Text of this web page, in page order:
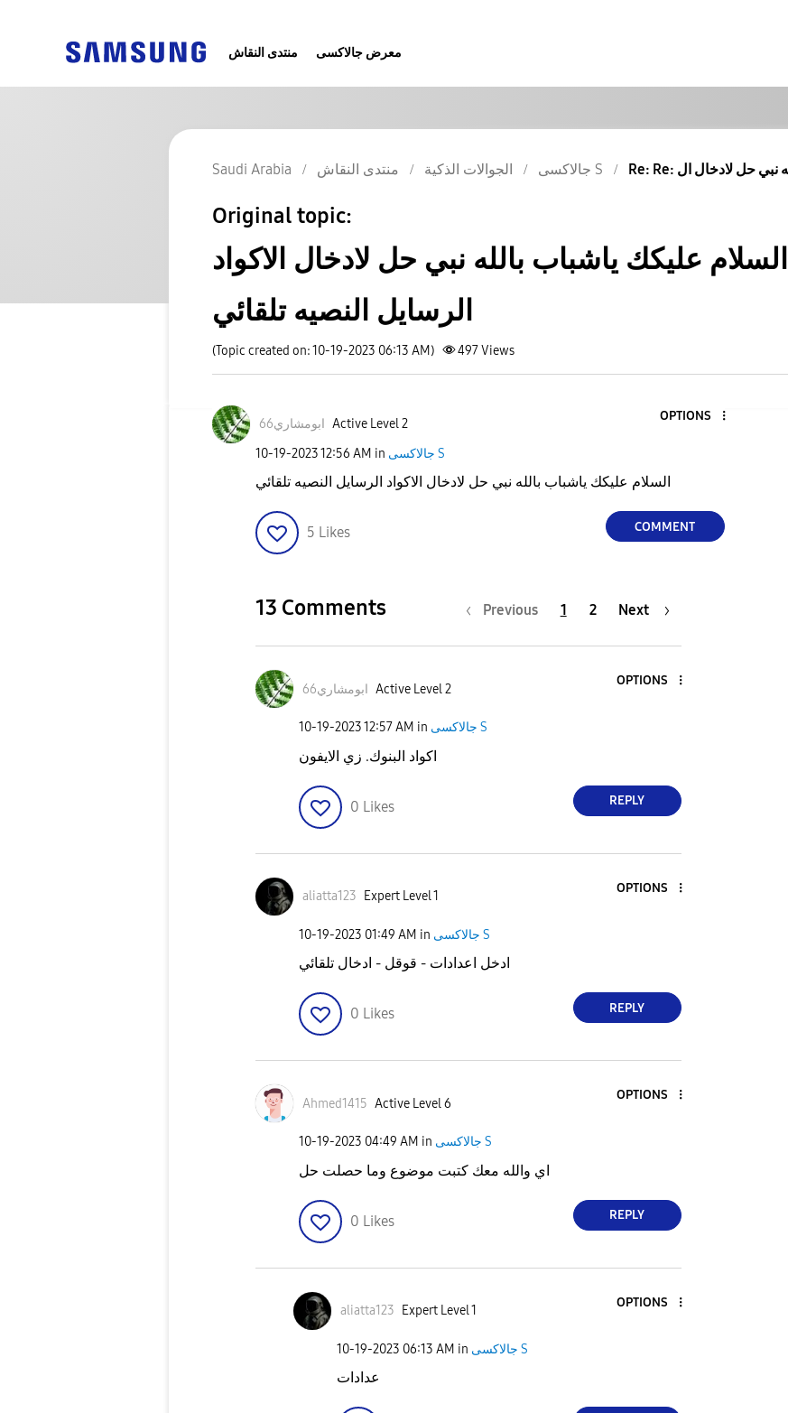
منتدى النقاش معرض جالاكسى
Saudi Arabia منتدى النقاش الجوالات الذكية جالاكسى S
Original topic:
السلام عليكك ياشباب بالله نبي حل لادخال الاكواد
الرسايل النصيه تلقائي
(Topic created on: 10-19-2023 06:13 AM) 497Views
ابومشاري66 Active Level 2
OPTIONS
‎10-19-202312:56 AM in جالاكسى S
السلام عليكك ياشباب بالله نبي حل لادخال الاكواد الرسايل النصيه تلقائي
5 Likes COMMENT
13 Comments Previous 1 2 Next
ابومشاري66 Active Level 2
OPTIONS
‎10-19-202312:57 AM in جالاكسى S
اكواد البنوك. زي الايفون
0 Likes REPLY
aliatta123 Expert Level 1
OPTIONS
‎10-19-2023 01:49 AM in جالاكسى S
ادخل اعدادات - قوقل - ادخال تلقائي
0 Likes REPLY
Ahmed1415 Active Level 6
OPTIONS
‎10-19-2023 04:49 AM in جالاكسى S
اي والله معك كتبت موضوع وما حصلت حل
0 Likes REPLY
aliatta123 Expert Level 1
OPTIONS
‎10-19-2023 06:13 AM in جالاكسى S
عدادات